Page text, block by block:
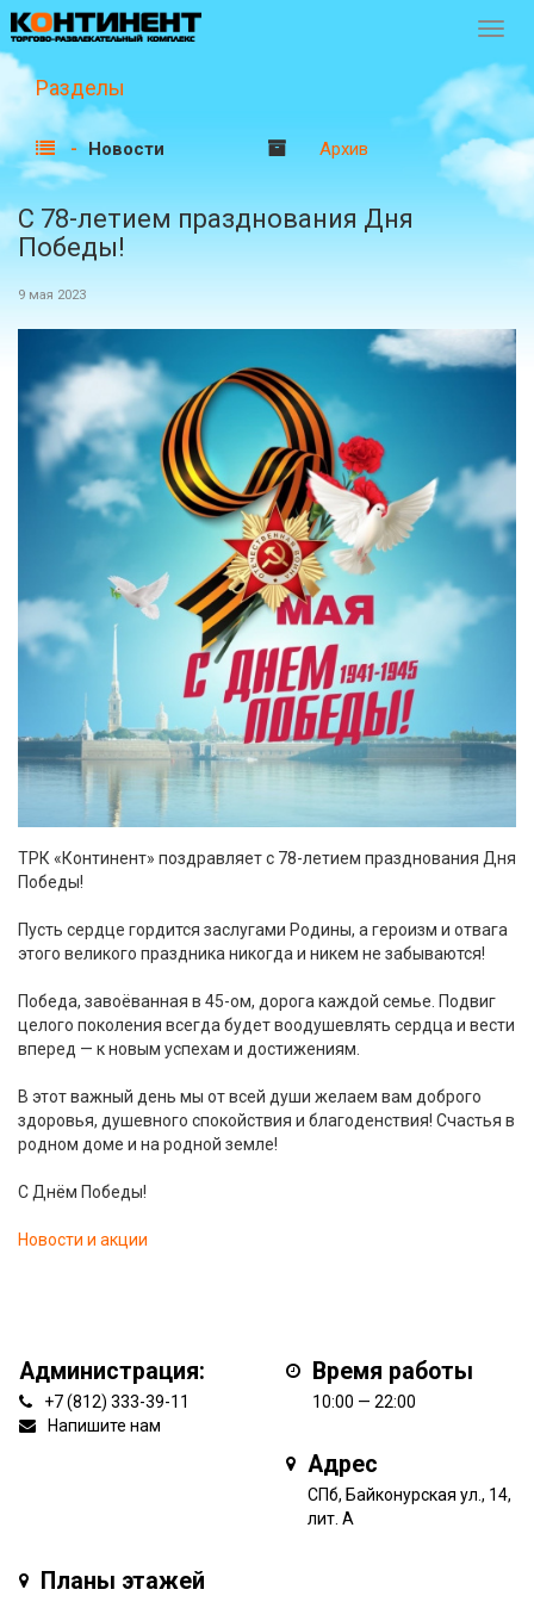
Разделы
Новости Архив
С 78-летием празднования Дня
Победы!
9 мая 2023
ТРК «Континент» поздравляет с 78-летием празднования Дня
Победы!
Пусть сердце гордится заслугами Родины, а героизм и отвага
этого великого праздника никогда и никем не забываются!
Победа, завоёванная в 45-ом, дорога каждой семье. Подвиг
целого поколения всегда будет воодушевлять сердца и вести
вперед — к новым успехам и достижениям.
В этот важный день мы от всей души желаем вам доброго
здоровья, душевного спокойствия и благоденствия! Счастья в
родном доме и на родной земле!
С Днём Победы!
Новости и акции
Администрация:
+7 (812) 333-39-11
Напишите нам
Время работы
10:00 — 22:00
Адрес
СПб, Байконурская ул., 14,
лит. А
Планы этажей